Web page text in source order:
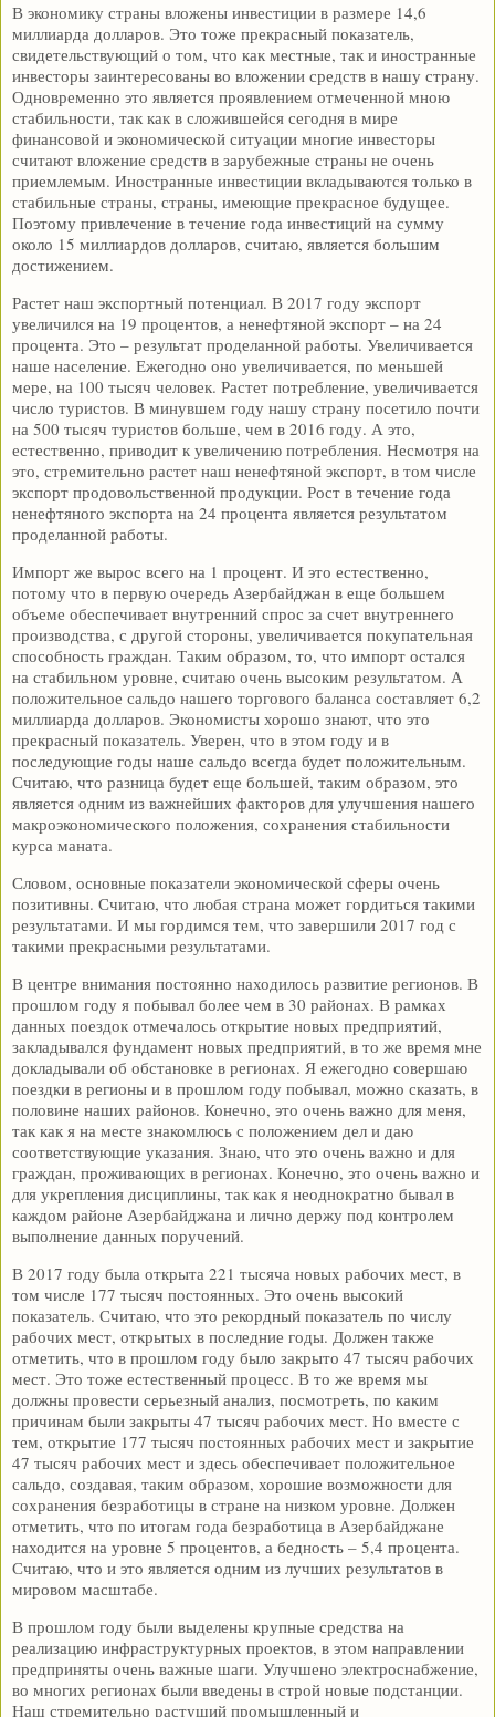
В экономику страны вложены инвестиции в размере 14,6
миллиарда долларов. Это тоже прекрасный показатель,
свидетельствующий о том, что как местные, так и иностранные
инвесторы заинтересованы во вложении средств в нашу страну.
Одновременно это является проявлением отмеченной мною
стабильности, так как в сложившейся сегодня в мире
финансовой и экономической ситуации многие инвесторы
считают вложение средств в зарубежные страны не очень
приемлемым. Иностранные инвестиции вкладываются только в
стабильные страны, страны, имеющие прекрасное будущее.
Поэтому привлечение в течение года инвестиций на сумму
около 15 миллиардов долларов, считаю, является большим
достижением.
Растет наш экспортный потенциал. В 2017 году экспорт
увеличился на 19 процентов, а ненефтяной экспорт – на 24
процента. Это – результат проделанной работы. Увеличивается
наше население. Ежегодно оно увеличивается, по меньшей
мере, на 100 тысяч человек. Растет потребление, увеличивается
число туристов. В минувшем году нашу страну посетило почти
на 500 тысяч туристов больше, чем в 2016 году. А это,
естественно, приводит к увеличению потребления. Несмотря на
это, стремительно растет наш ненефтяной экспорт, в том числе
экспорт продовольственной продукции. Рост в течение года
ненефтяного экспорта на 24 процента является результатом
проделанной работы.
Импорт же вырос всего на 1 процент. И это естественно,
потому что в первую очередь Азербайджан в еще большем
объеме обеспечивает внутренний спрос за счет внутреннего
производства, с другой стороны, увеличивается покупательная
способность граждан. Таким образом, то, что импорт остался
на стабильном уровне, считаю очень высоким результатом. А
положительное сальдо нашего торгового баланса составляет 6,2
миллиарда долларов. Экономисты хорошо знают, что это
прекрасный показатель. Уверен, что в этом году и в
последующие годы наше сальдо всегда будет положительным.
Считаю, что разница будет еще большей, таким образом, это
является одним из важнейших факторов для улучшения нашего
макроэкономического положения, сохранения стабильности
курса маната.
Словом, основные показатели экономической сферы очень
позитивны. Считаю, что любая страна может гордиться такими
результатами. И мы гордимся тем, что завершили 2017 год с
такими прекрасными результатами.
В центре внимания постоянно находилось развитие регионов. В
прошлом году я побывал более чем в 30 районах. В рамках
данных поездок отмечалось открытие новых предприятий,
закладывался фундамент новых предприятий, в то же время мне
докладывали об обстановке в регионах. Я ежегодно совершаю
поездки в регионы и в прошлом году побывал, можно сказать, в
половине наших районов. Конечно, это очень важно для меня,
так как я на месте знакомлюсь с положением дел и даю
соответствующие указания. Знаю, что это очень важно и для
граждан, проживающих в регионах. Конечно, это очень важно и
для укрепления дисциплины, так как я неоднократно бывал в
каждом районе Азербайджана и лично держу под контролем
выполнение данных поручений.
В 2017 году была открыта 221 тысяча новых рабочих мест, в
том числе 177 тысяч постоянных. Это очень высокий
показатель. Считаю, что это рекордный показатель по числу
рабочих мест, открытых в последние годы. Должен также
отметить, что в прошлом году было закрыто 47 тысяч рабочих
мест. Это тоже естественный процесс. В то же время мы
должны провести серьезный анализ, посмотреть, по каким
причинам были закрыты 47 тысяч рабочих мест. Но вместе с
тем, открытие 177 тысяч постоянных рабочих мест и закрытие
47 тысяч рабочих мест и здесь обеспечивает положительное
сальдо, создавая, таким образом, хорошие возможности для
сохранения безработицы в стране на низком уровне. Должен
отметить, что по итогам года безработица в Азербайджане
находится на уровне 5 процентов, а бедность – 5,4 процента.
Считаю, что и это является одним из лучших результатов в
мировом масштабе.
В прошлом году были выделены крупные средства на
реализацию инфраструктурных проектов, в этом направлении
предприняты очень важные шаги. Улучшено электроснабжение,
во многих регионах были введены в строй новые подстанции.
Наш стремительно растущий промышленный и